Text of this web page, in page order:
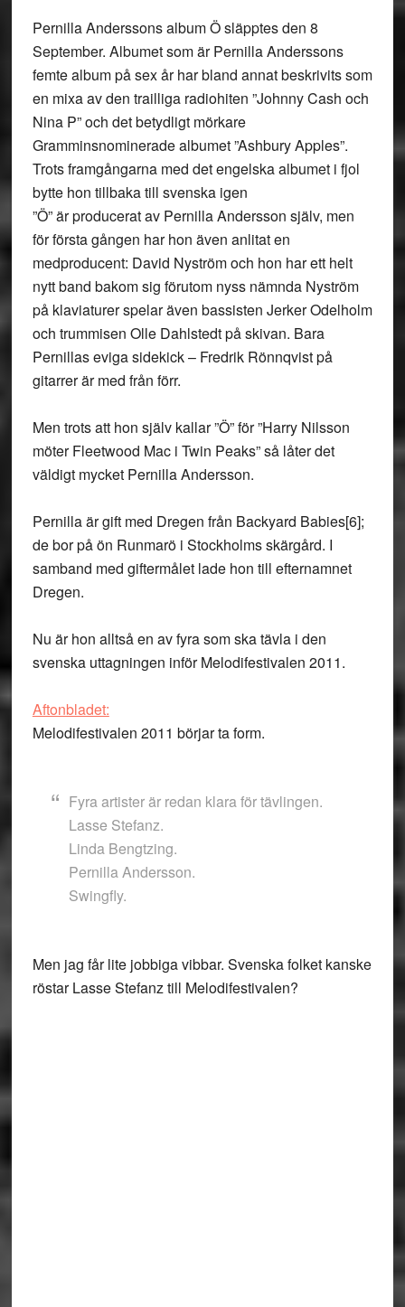
Pernilla Anderssons album Ö släpptes den 8
September. Albumet som är Pernilla Anderssons
femte album på sex år har bland annat beskrivits som
en mixa av den trailliga radiohiten ”Johnny Cash och
Nina P” och det betydligt mörkare
Gramminsnominerade albumet ”Ashbury Apples”.
Trots framgångarna med det engelska albumet i fjol
bytte hon tillbaka till svenska igen
”Ö” är producerat av Pernilla Andersson själv, men
för första gången har hon även anlitat en
medproducent: David Nyström och hon har ett helt
nytt band bakom sig förutom nyss nämnda Nyström
på klaviaturer spelar även bassisten Jerker Odelholm
och trummisen Olle Dahlstedt på skivan. Bara
Pernillas eviga sidekick – Fredrik Rönnqvist på
gitarrer är med från förr.
Men trots att hon själv kallar ”Ö” för ”Harry Nilsson
möter Fleetwood Mac i Twin Peaks” så låter det
väldigt mycket Pernilla Andersson.
Pernilla är gift med Dregen från Backyard Babies[6];
de bor på ön Runmarö i Stockholms skärgård. I
samband med giftermålet lade hon till efternamnet
Dregen.
Nu är hon alltså en av fyra som ska tävla i den
svenska uttagningen inför Melodifestivalen 2011.
Aftonbladet:
Melodifestivalen 2011 börjar ta form.
Fyra artister är redan klara för tävlingen.
Lasse Stefanz.
Linda Bengtzing.
Pernilla Andersson.
Swingfly.
Men jag får lite jobbiga vibbar. Svenska folket kanske
röstar Lasse Stefanz till Melodifestivalen?